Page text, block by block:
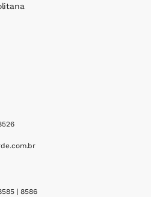
| 8586